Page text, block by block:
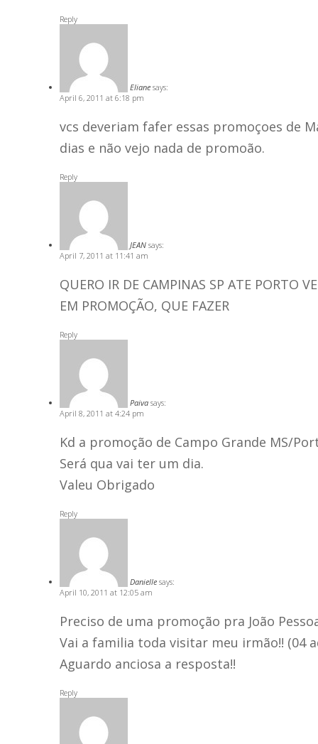
Reply
Eliane says:
April 6, 2011 at 6:18 pm
vcs deveriam fafer essas promoçoes de
dias e não vejo nada de promoão.
Reply
JEAN says:
April 7, 2011 at 11:41 am
QUERO IR DE CAMPINAS SP ATE PORTO
EM PROMOÇÃO, QUE FAZER
Reply
Paiva says:
April 8, 2011 at 4:24 pm
Kd a promoção de Campo Grande MS/
Será qua vai ter um dia.
Valeu Obrigado
Reply
Danielle says:
April 10, 2011 at 12:05 am
Preciso de uma promoção pra João
Vai a familia toda visitar meu irmão!! (04
Aguardo anciosa a resposta!!
Reply